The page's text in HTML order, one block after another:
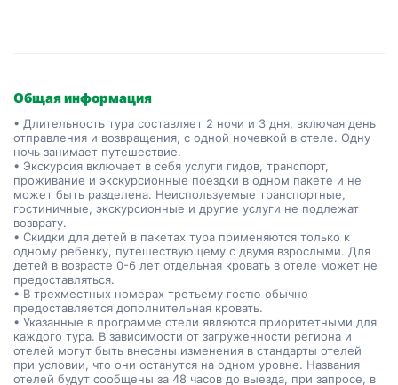
Общая информация
• Длительность тура составляет 2 ночи и 3 дня, включая день
отправления и возвращения, с одной ночевкой в отеле. Одну
ночь занимает путешествие.
• Экскурсия включает в себя услуги гидов, транспорт,
проживание и экскурсионные поездки в одном пакете и не
может быть разделена. Неиспользуемые транспортные,
гостиничные, экскурсионные и другие услуги не подлежат
возврату.
• Скидки для детей в пакетах тура применяются только к
одному ребенку, путешествующему с двумя взрослыми. Для
детей в возрасте 0-6 лет отдельная кровать в отеле может не
предоставляться.
• В трехместных номерах третьему гостю обычно
предоставляется дополнительная кровать.
• Указанные в программе отели являются приоритетными для
каждого тура. В зависимости от загруженности региона и
отелей могут быть внесены изменения в стандарты отелей
при условии, что они останутся на одном уровне. Названия
отелей будут сообщены за 48 часов до выезда, при запросе, в